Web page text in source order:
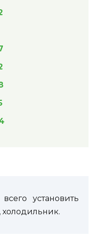
установить